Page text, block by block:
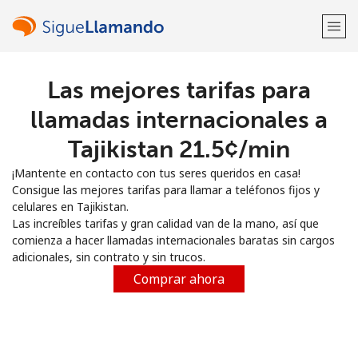
¡Bienvenido!
Regístrate con
o
Las mejores tarifas para
llamadas internacionales a
Tajikistan ⁦21.5¢⁩/min
¡Mantente en contacto con tus seres queridos en casa!
Consigue las mejores tarifas para llamar a teléfonos fijos y
celulares en Tajikistan.
Las increíbles tarifas y gran calidad van de la mano, así que
comienza a hacer llamadas internacionales baratas sin cargos
adicionales, sin contrato y sin trucos.
Comprar ahora